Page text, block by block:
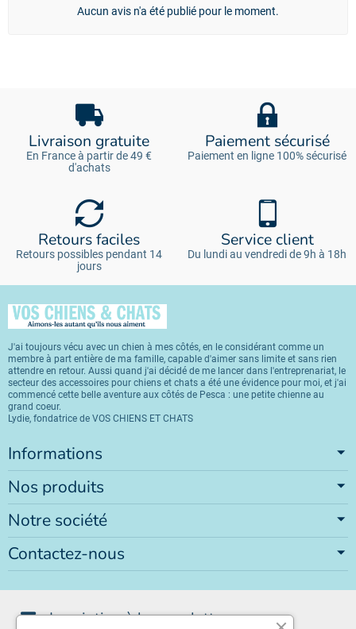
Aucun avis n'a été publié pour le moment.
Livraison gratuite
En France à partir de 49 €
d'achats
Paiement sécurisé
Paiement en ligne 100% sécurisé
Retours faciles
Retours possibles pendant 14
jours
Service client
Du lundi au vendredi de 9h à 18h
J'ai toujours vécu avec un chien à mes côtés, en le considérant comme un
membre à part entière de ma famille, capable d'aimer sans limite et sans rien
attendre en retour. Aussi quand j'ai décidé de me lancer dans l'entreprenariat, le
secteur des accessoires pour chiens et chats a été une évidence pour moi, et j'ai
commencé cette belle aventure aux côtés de Pesca : une petite chienne au
grand coeur.
Lydie, fondatrice de VOS CHIENS ET CHATS
Informations
Nos produits
Notre société
Contactez-nous
Inscription à la newsletter